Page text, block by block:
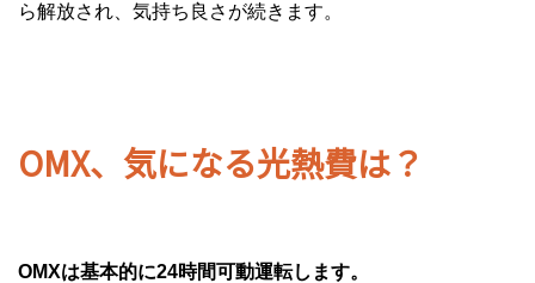
ら解放され、気持ち良さが続きます。
OMX、気になる光熱費は？
OMXは基本的に24時間可動運転します。